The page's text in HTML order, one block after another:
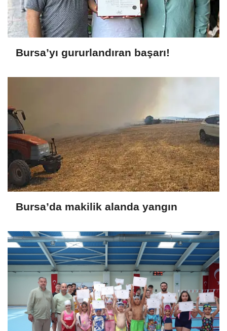
Bursa’yı gururlandıran başarı!
Bursa’da makilik alanda yangın